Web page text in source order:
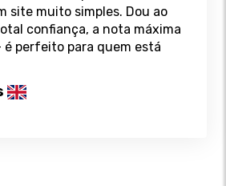
site muito simples. Dou ao
confiança, a nota máxima
é perfeito para quem está